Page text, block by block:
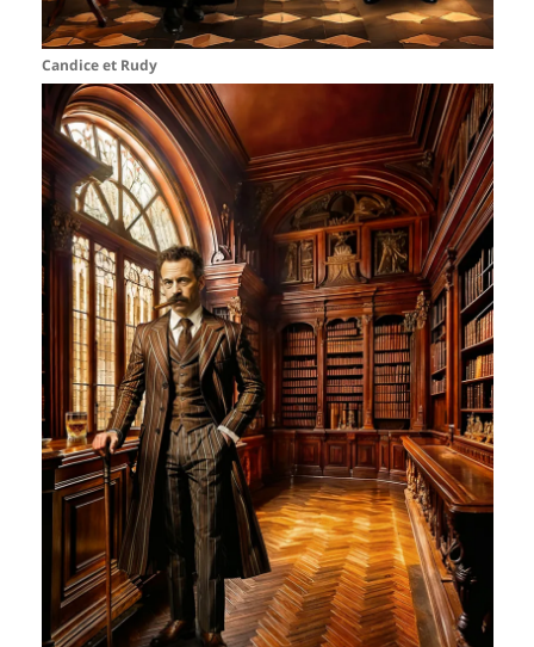
Candice et Rudy